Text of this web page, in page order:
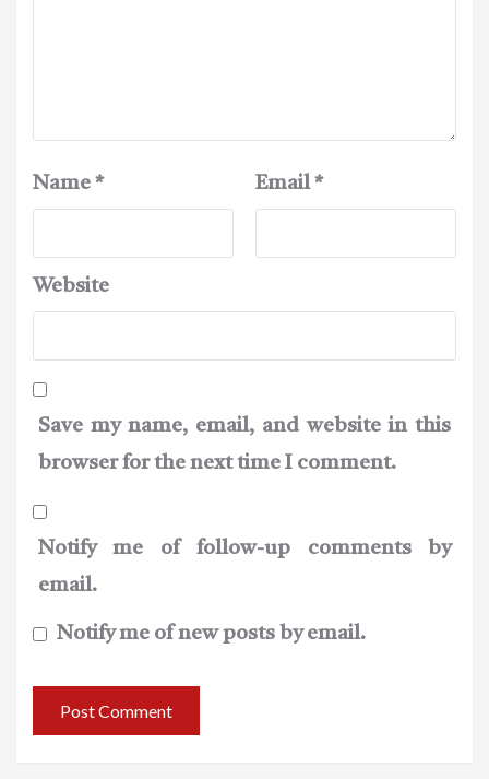
Name * Email*
Website
Save my name, email, and website in this
browser for the next time I comment.
Notify me of follow-up comments by
email.
Notify me of new posts by email.